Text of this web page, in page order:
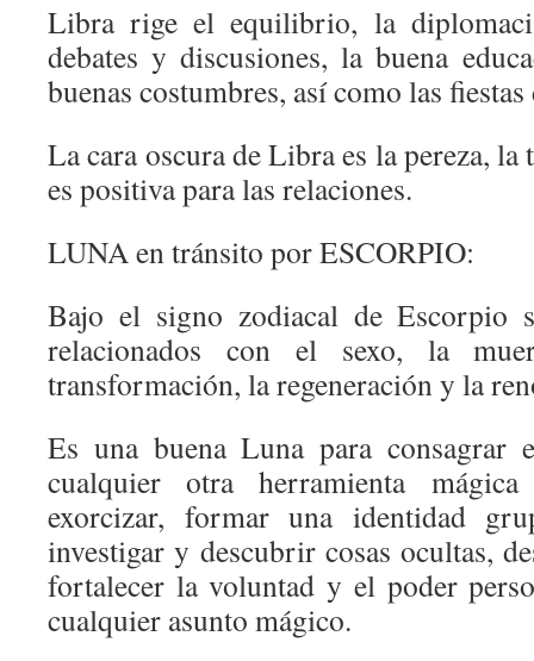
Libra rige el equilibrio, la
debates y discusiones, la buena
buenas costumbres, así como las
La cara oscura de Libra es la pereza, la
es positiva para las relaciones.
LUNA en tránsito por ESCORPIO:
Bajo el signo zodiacal de Escorpio
relacionados con el sexo, la
transformación, la regeneración y la
Es una buena Luna para consagrar
cualquier otra herramienta
exorcizar, formar una identidad
investigar y descubrir cosas ocultas,
fortalecer la voluntad y el poder
cualquier asunto mágico.